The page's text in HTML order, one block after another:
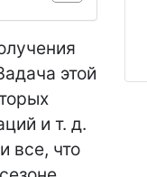
этой
и т. д.
все, что